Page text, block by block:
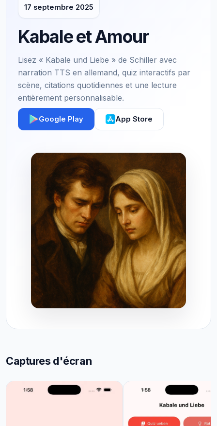
17 septembre 2025
Kabale et Amour
Lisez « Kabale und Liebe » de Schiller avec
narration TTS en allemand, quiz interactifs par
scène, citations quotidiennes et une lecture
entièrement personnalisable.
Google Play App Store
Captures d'écran